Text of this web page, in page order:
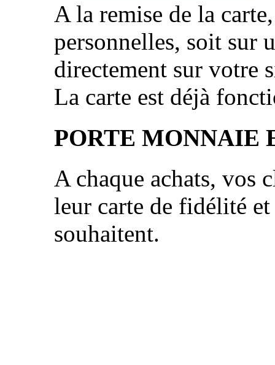
A la remise de la
personnelles, soit sur
directement sur votre
La carte est déjà
PORTE MONNAIE
A chaque achats, vos
leur carte de fidélité
souhaitent.